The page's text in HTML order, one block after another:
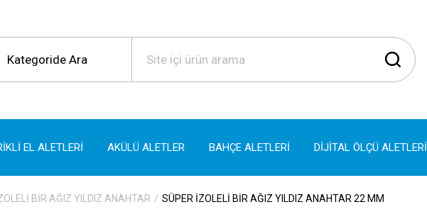
EL ALETLERİ AKÜLÜ ALETLER BAHÇE ALETLERİ DİJİTAL ÖLÇÜ ALETLERİ
BİR AĞIZ YILDIZ ANAHTAR SÜPER İZOLELİ BİR AĞIZ YILDIZ ANAHTAR 22 MM